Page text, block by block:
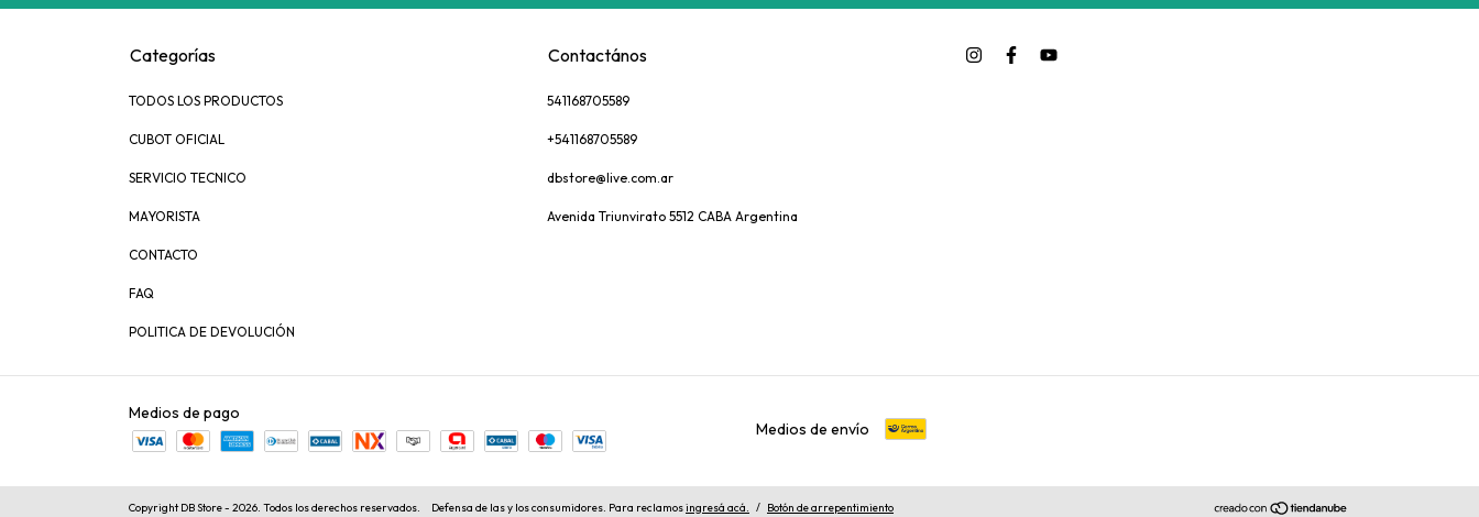
Categorías
TODOS LOS PRODUCTOS
CUBOT OFICIAL
SERVICIO TECNICO
MAYORISTA
CONTACTO
FAQ
POLITICA DE DEVOLUCIÓN
Contactános
541168705589
+541168705589
dbstore@live.com.ar
Avenida Triunvirato 5512 CABA Argentina
Medios de pago
Medios de envío
Copyright DB Store - 2026. Todos los derechos reservados. Defensa de las y los consumidores. Para reclamosingresá acá. / Botón de arrepentimiento